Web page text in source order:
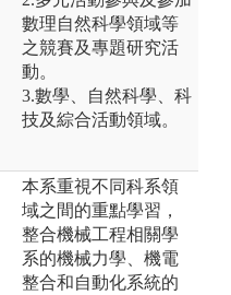
數理自然科學領域等
之競賽及專題研究活
動。
3.數學、自然科學、科
技及綜合活動領域。
本系重視不同科系領
域之間的重點學習，
整合機械工程相關學
系的機械力學、機電
整合和自動化系統的